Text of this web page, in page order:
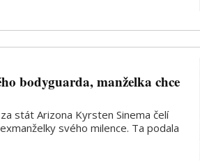
bodyguarda, manželka chce
stát Arizona Kyrsten Sinema čelí
svého milence. Ta podala